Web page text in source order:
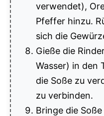
verwendet),
Pfeffer hinzu.
sich die
Gieße die
Wasser) in den
die Soße zu
zu verbinden.
Bringe die